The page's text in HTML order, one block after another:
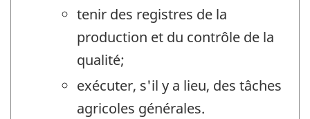
tenir des registres de la
production et du contrôle de la
qualité;
exécuter, s'il y a lieu, des tâches
agricoles générales.